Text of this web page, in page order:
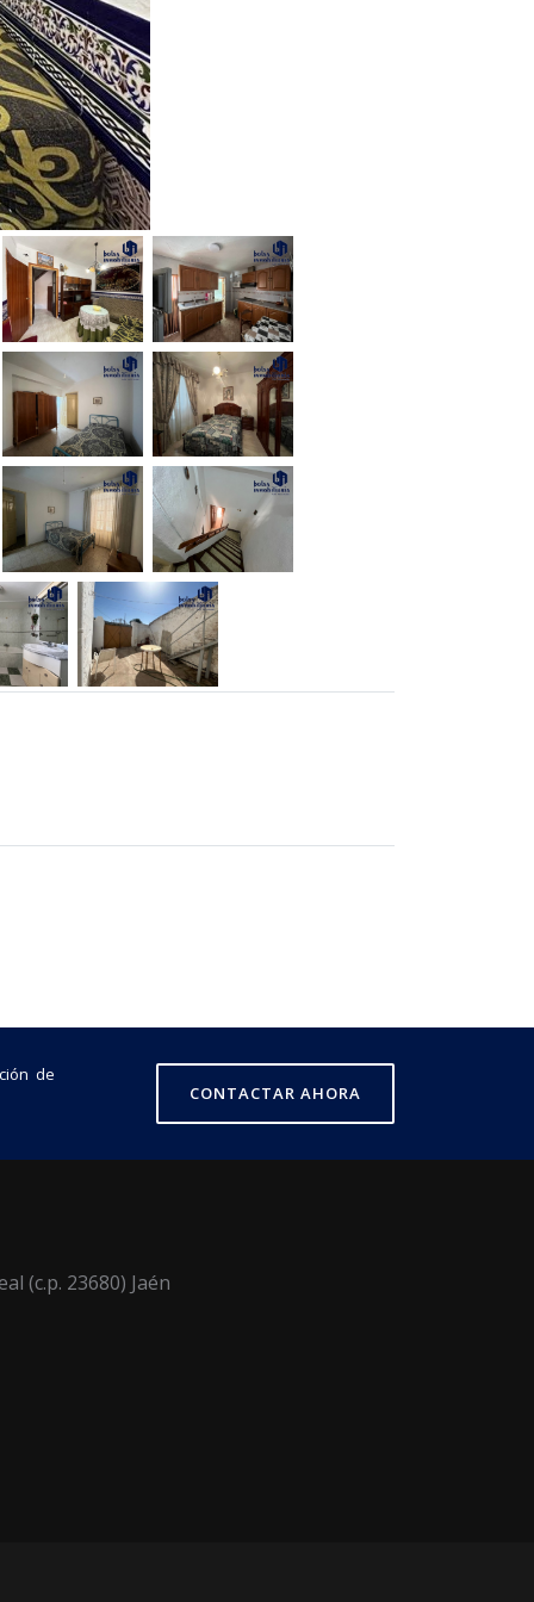
de
CONTACTAR AHORA
(c.p. 23680) Jaén